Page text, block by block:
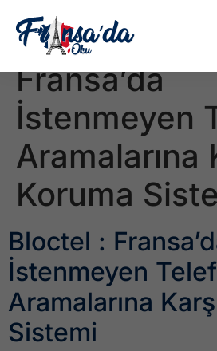
Etiket:Bloctel
Fransa’da
İstenmeyen
Aramalarına
Koruma
Bloctel :
İstenmeyen
Aramalarına
Sistemi